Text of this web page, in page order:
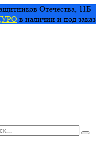
Отечества, 11Б
в наличии и под заказ